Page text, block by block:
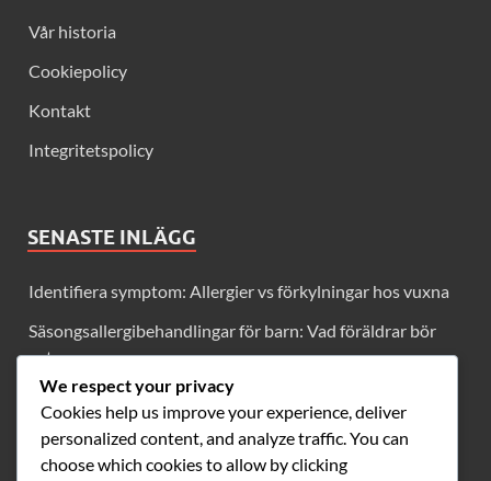
Vår historia
Cookiepolicy
Kontakt
Integritetspolicy
SENASTE INLÄGG
Identifiera symptom: Allergier vs förkylningar hos vuxna
Säsongsallergibehandlingar för barn: Vad föräldrar bör
veta
Långsiktiga behandlingsplaner för säsongsallergier och
förkylningar
Kyla Förebyggande Strategier För Vuxna: Handhygien,
We respect your privacy
Cookies help us improve your experience, deliver
personalized content, and analyze traffic. You can
choose which cookies to allow by clicking